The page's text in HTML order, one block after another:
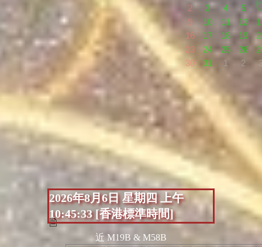
2 3 4 5
9 10 11 12
16
17 18 19
23
24 25 26
30
31 1 2
2026年8月6日 星期四 上午
10:45:33 [香港標準時間]
🗎
近 M19B & M58B